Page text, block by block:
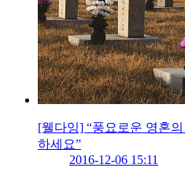
[웰다잉] “풍요로운 영혼
하세요”
2016-12-06 15:11